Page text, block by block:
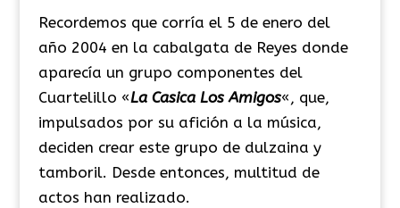
Recordemos que corría el 5 de enero del
año 2004 en la cabalgata de Reyes donde
aparecía un grupo componentes del
Cuartelillo «La Casica Los Amigos«, que,
impulsados por su afición a la música,
deciden crear este grupo de dulzaina y
tamboril. Desde entonces, multitud de
actos han realizado.